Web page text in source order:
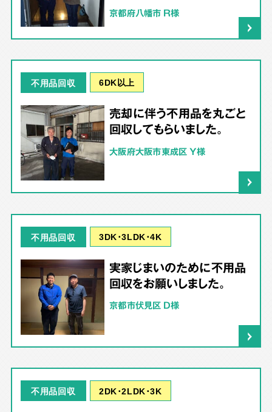
京都府八幡市 R様
不用品回収 6DK以上
売却に伴う不用品を丸ごと
回収してもらいました。
大阪府大阪市東成区 Y様
不用品回収 3DK･3LDK･4K
実家じまいのために不用品
回収をお願いしました。
京都市伏見区 D様
不用品回収 2DK･2LDK･3K